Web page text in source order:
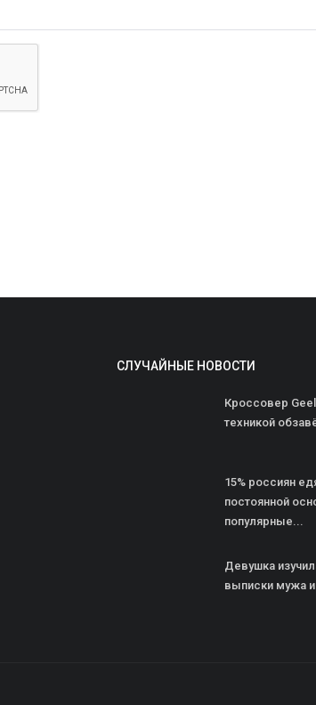
СЛУЧАЙНЫЕ НОВОСТИ
Кроссовер
техникой
15% россиян
постоянной
популярные...
Девушка
выписки мужа